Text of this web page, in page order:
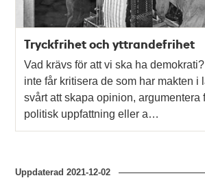
Tryckfrihet och yttrandefrihet
Vad krävs för att vi ska ha
inte får kritisera de som har makten i
svårt att skapa opinion, argumentera
politisk uppfattning eller a…
Uppdaterad2021-12-02